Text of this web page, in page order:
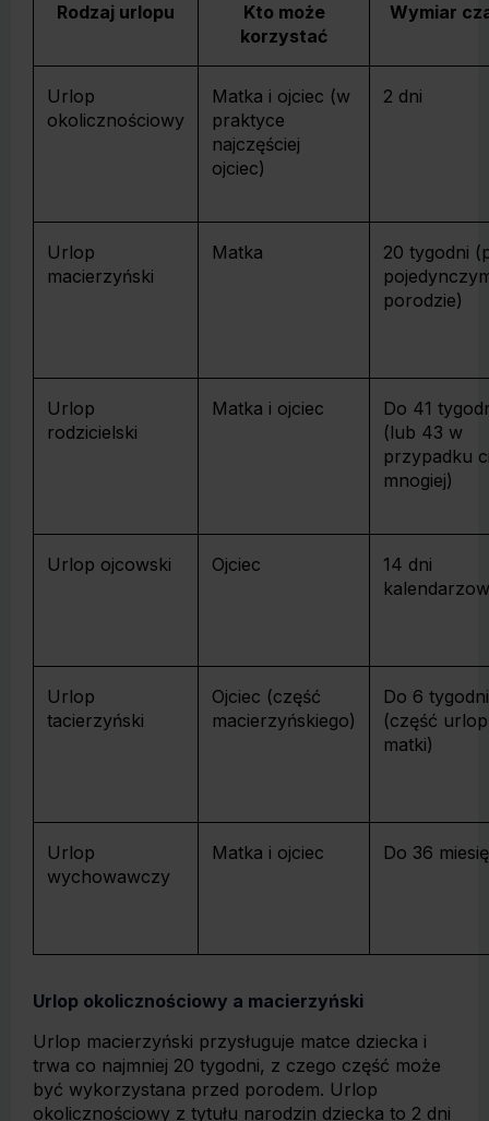
Rodzaj urlopu
Kto może
korzystać
Wymiar
Urlop
okolicznościowy
Matka i ojciec (w
praktyce
najczęściej
ojciec)
2 dni
Urlop
macierzyński
Matka
20 tygodni
porodzie)
Urlop
rodzicielski
Matka i ojciec
Do 41
(lub 43 w
przypadku
mnogiej)
Urlop ojcowski Ojciec
14 dni
Urlop
tacierzyński
Ojciec (część
macierzyńskiego)
Do 6 tygodni
(część
matki)
Urlop
wychowawczy
Matka i ojciec Do 36
Urlop okolicznościowy a macierzyński
Urlop macierzyński przysługuje matce dziecka i
trwa co najmniej 20 tygodni, z czego część może
być wykorzystana przed porodem. Urlop
okolicznościowy z tytułu narodzin dziecka to 2 dni